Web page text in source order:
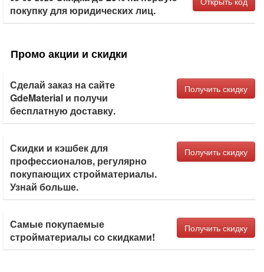
покупку для юридических лиц.
Промо акции и скидки
Сделай заказ на сайте
GdeMaterial и получи
бесплатную доставку.
Получить скидку
Скидки и кэшбек для
профессионалов, регулярно
покупающих стройматериалы.
Узнай больше.
Получить скидку
Самые покупаемые
стройматериалы со скидками!
Получить скидку